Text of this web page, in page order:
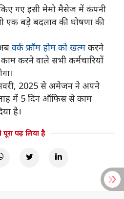
किए गए इसी मेमो मैसेज में कंपनी
एक बड़े बदलाव की घोषणा की
वर्क फ्रॉम होम को खत्म करने
करने वाले सभी कर्मचारियों
2025 से अमेजन ने अपने
में 5 दिन ऑफिस से काम
है।
पढ़ लिया है